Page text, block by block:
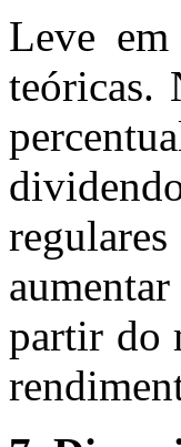
Leve em
teóricas.
partir do